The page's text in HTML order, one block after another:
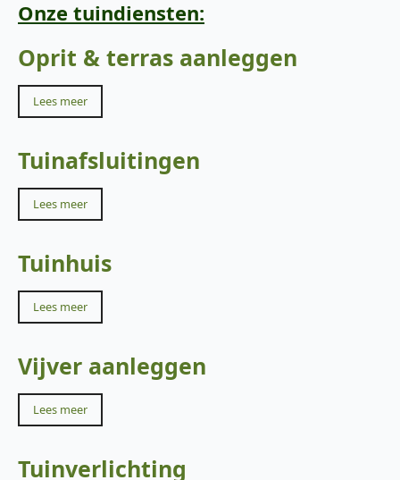
Onze tuindiensten:
Oprit & terras aanleggen
Lees meer
Tuinafsluitingen
Lees meer
Tuinhuis
Lees meer
Vijver aanleggen
Lees meer
Tuinverlichting